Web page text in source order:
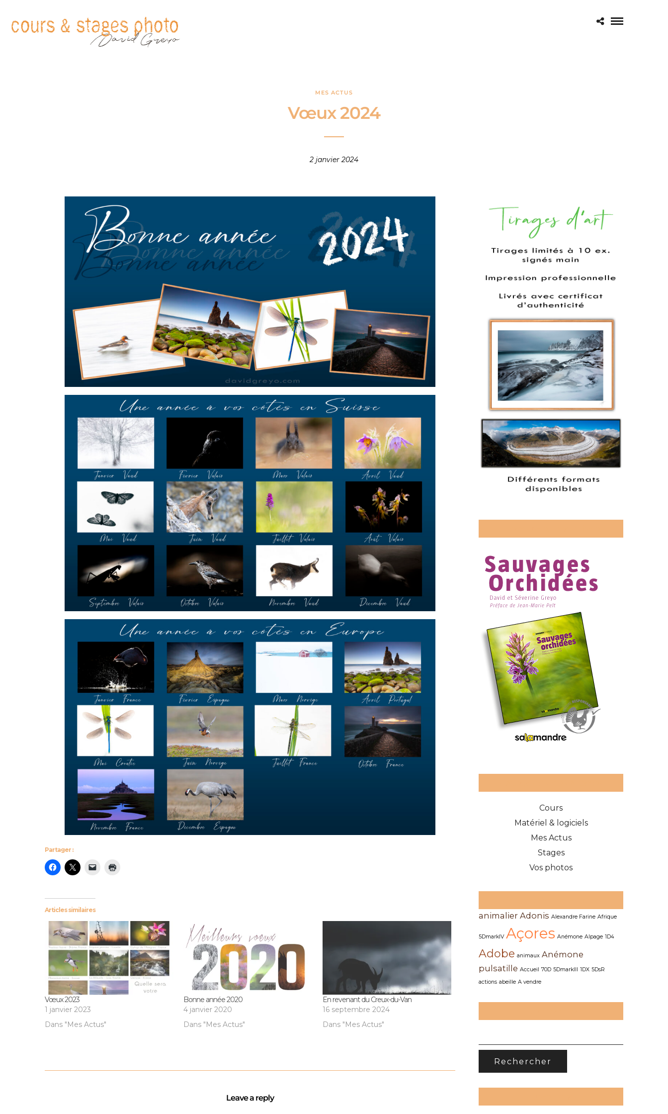
MES ACTUS
Vœux 2024
2 janvier 2024
Partager :
Articles similaires
Vœux 2023
1 janvier 2023
Dans "Mes Actus"
Bonne année 2020
4 janvier 2020
Dans "Mes Actus"
En revenant du Creux-du-Van
16 septembre 2024
Dans "Mes Actus"
Leave a reply
Cours
Matériel & logiciels
Mes Actus
Stages
Vos photos
animalier Adonis Alexandre Farine Afrique
5DmarkIV Açores Anémone Alpage 1D4
Adobe animaux Anémone
pulsatille Accueil 70D 5DmarkIII 1DX 5DsR
actions abeille A vendre